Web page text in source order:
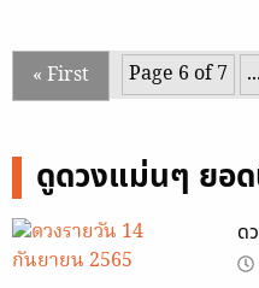
Page 6 of 7
« First ...
ดูดวงแม่นๆ ยอ
ด